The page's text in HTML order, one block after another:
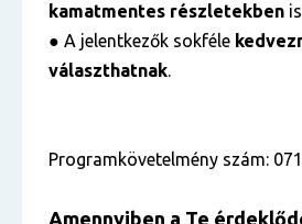
kamatmentes részletekben
● A jelentkezők sokféle
választhatnak.
Programkövetelmény szám:
Amennyiben a Te